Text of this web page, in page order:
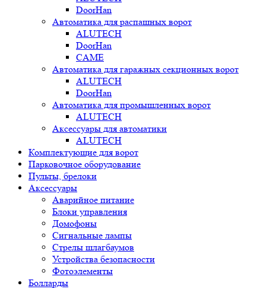
DoorHan
Автоматика для распашных ворот
ALUTECH
DoorHan
CAME
Автоматика для гаражных секционных ворот
ALUTECH
DoorHan
Автоматика для промышленных ворот
ALUTECH
Аксессуары для автоматики
ALUTECH
Комплектующие для ворот
Парковочное оборудование
Пульты, брелоки
Аксессуары
Аварийное питание
Блоки управления
Домофоны
Сигнальные лампы
Стрелы шлагбаумов
Устройства безопасности
Фотоэлементы
Болларды